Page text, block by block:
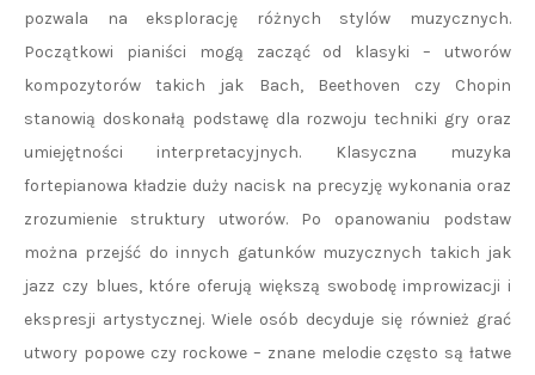
pozwala na eksplorację różnych stylów muzycznych.
Początkowi pianiści mogą zacząć od klasyki – utworów
kompozytorów takich jak Bach, Beethoven czy Chopin
stanowią doskonałą podstawę dla rozwoju techniki gry oraz
umiejętności interpretacyjnych. Klasyczna muzyka
fortepianowa kładzie duży nacisk na precyzję wykonania oraz
zrozumienie struktury utworów. Po opanowaniu podstaw
można przejść do innych gatunków muzycznych takich jak
jazz czy blues, które oferują większą swobodę improwizacji i
ekspresji artystycznej. Wiele osób decyduje się również grać
utwory popowe czy rockowe – znane melodie często są łatwe